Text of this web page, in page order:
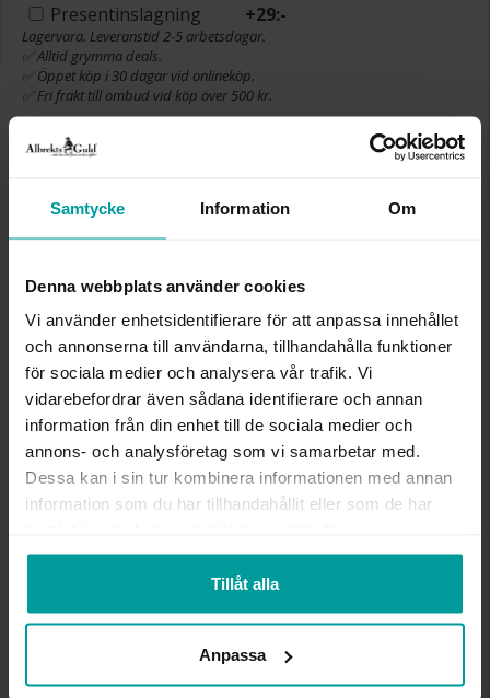
Samtycke Information Om
Denna webbplats använder cookies
Vi använder enhetsidentifierare för att anpassa innehållet
och annonserna till användarna, tillhandahålla funktioner
för sociala medier och analysera vår trafik. Vi
vidarebefordrar även sådana identifierare och annan
information från din enhet till de sociala medier och
annons- och analysföretag som vi samarbetar med.
Dessa kan i sin tur kombinera informationen med annan
information som du har tillhandahållit eller som de har
Tillåt alla
Anpassa
Presentinslagning +29:-
Lagervara. Leveranstid 2-5 arbetsdagar.
✅ Alltid grymma deals.
✅ Öppet köp i 30 dagar vid onlineköp.
✅ Fri frakt till ombud vid köp över 500 kr.
LÄGG I VARUKORGEN
BREDD CA (MM)
HÖJD CA (MM)
11,6
LÄNGD CA (CM)
38+3
VARUMÄRKE
Albrekts Guld
MATERIAL
Silver
Liknande produkter